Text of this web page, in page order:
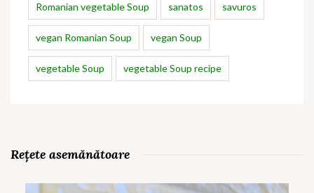
Romanian vegetable Soup sanatos savuros
vegan Romanian Soup vegan Soup
vegetable Soup vegetable Soup recipe
Rețete asemănătoare